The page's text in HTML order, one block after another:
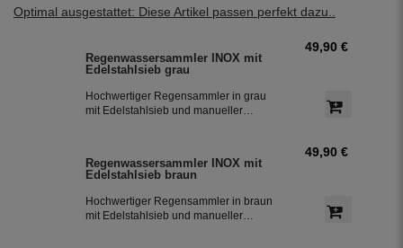
Optimal ausgestattet: Diese Artikel passen perfekt dazu..
Regenwassersammler INOX mit
Edelstahlsieb grau
Hochwertiger Regensammler in grau
mit Edelstahlsieb und manueller
leitet zuverlässig sauberes
Regenwasser in ihre Regentonne.
Dieser Fallrohrfilter ist bereits 1000-
fach im Einsatz und wird in die ganze
49,90 €
Regenwassersammler INOX mit
Edelstahlsieb braun
Hochwertiger Regensammler in braun
mit Edelstahlsieb und manueller
49,90 €